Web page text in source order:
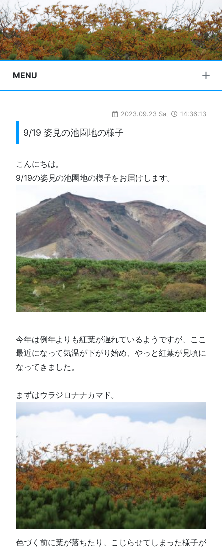
MENU
2023.09.23 Sat 14:36:13
9/19 姿見の池園地の様子
こんにちは。
9/19の姿見の池園地の様子をお届けします。
今年は例年よりも紅葉が遅れているようですが、ここ
最近になって気温が下がり始め、やっと紅葉が見頃に
なってきました。
まずはウラジロナナカマド。
色づく前に葉が落ちたり、こじらせてしまった様子が